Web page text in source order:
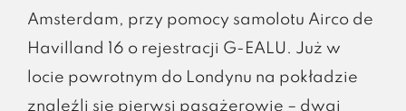
Amsterdam, przy pomocy samolotu Airco de
Havilland 16 o rejestracji G-EALU. Już w
locie powrotnym do Londynu na pokładzie
znaleźli się pierwsi pasażerowie – dwaj